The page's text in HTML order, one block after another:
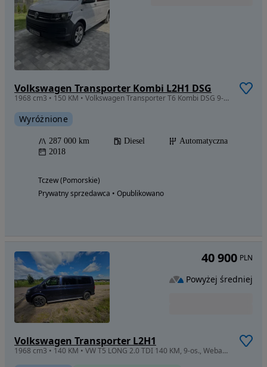
Volkswagen Transporter Kombi L2H1 DSG
1968 cm3 • 150 KM • Volkswagen Transporter T6 Kombi DSG 9-os. | Polski salon | ASO
Wyróżnione
287 000 km Diesel
Automatyczna
2018
Tczew (Pomorskie)
Prywatny sprzedawca • Opublikowano
Volkswagen Transporter L2H1
1968 cm3 • 140 KM • VW T5 LONG 2.0 TDI 140 KM, 9-os., Webasto, 2x drzwi el., Hak, Faktura
40 900 PLN
Powyżej średniej